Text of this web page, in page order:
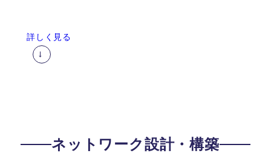
詳しく見る
ネットワーク設計・構築